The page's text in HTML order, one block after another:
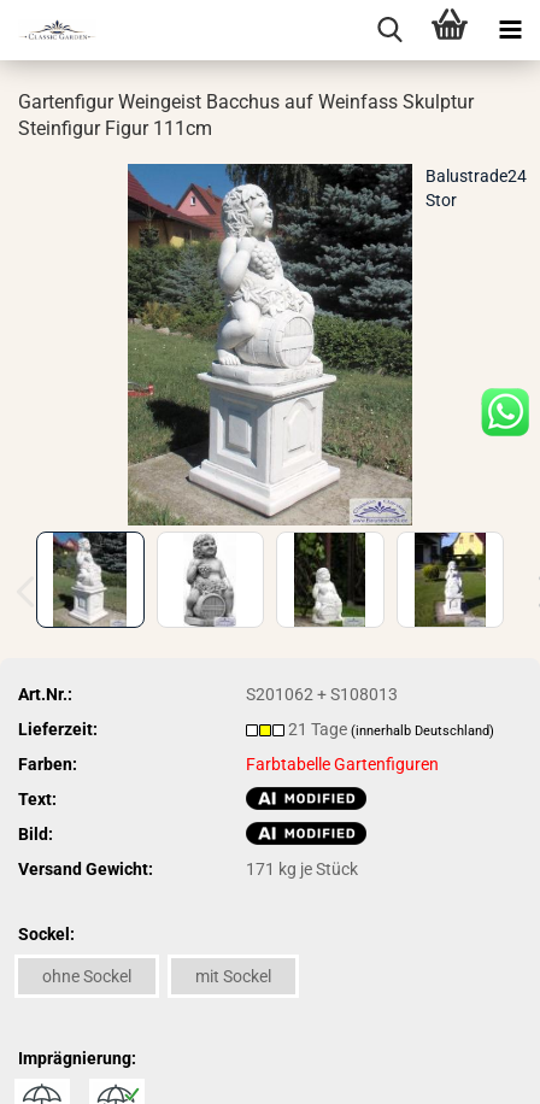
Gar­ten­fi­gur Wein­geist Bac­chus auf Wein­fass Skulp­tur
Stein­fi­gur Figur 111cm
Balustrade24
Stor
Art.Nr.:
S201062 + S108013
Lieferzeit:
21 Tage(innerhalb Deutschland)
Farben:
Farbtabelle Gartenfiguren
Text:
Bild:
Versand Gewicht:
171 kg je Stück
Sockel:
ohne Sockel mit Sockel
Imprägnierung: